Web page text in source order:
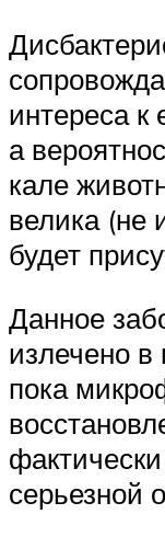
интереса к
а
кале
велика (не
будет
Данное
излечено в
пока
серьезной